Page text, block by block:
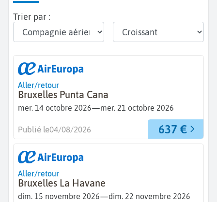
Trier par :
Aller/retour
Bruxelles Punta Cana
mer. 14 octobre 2026—mer. 21 octobre 2026
637 €
Publié le04/08/2026
Aller/retour
Bruxelles La Havane
dim. 15 novembre 2026—dim. 22 novembre 2026